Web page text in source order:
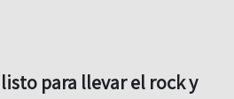
para llevar el rock y